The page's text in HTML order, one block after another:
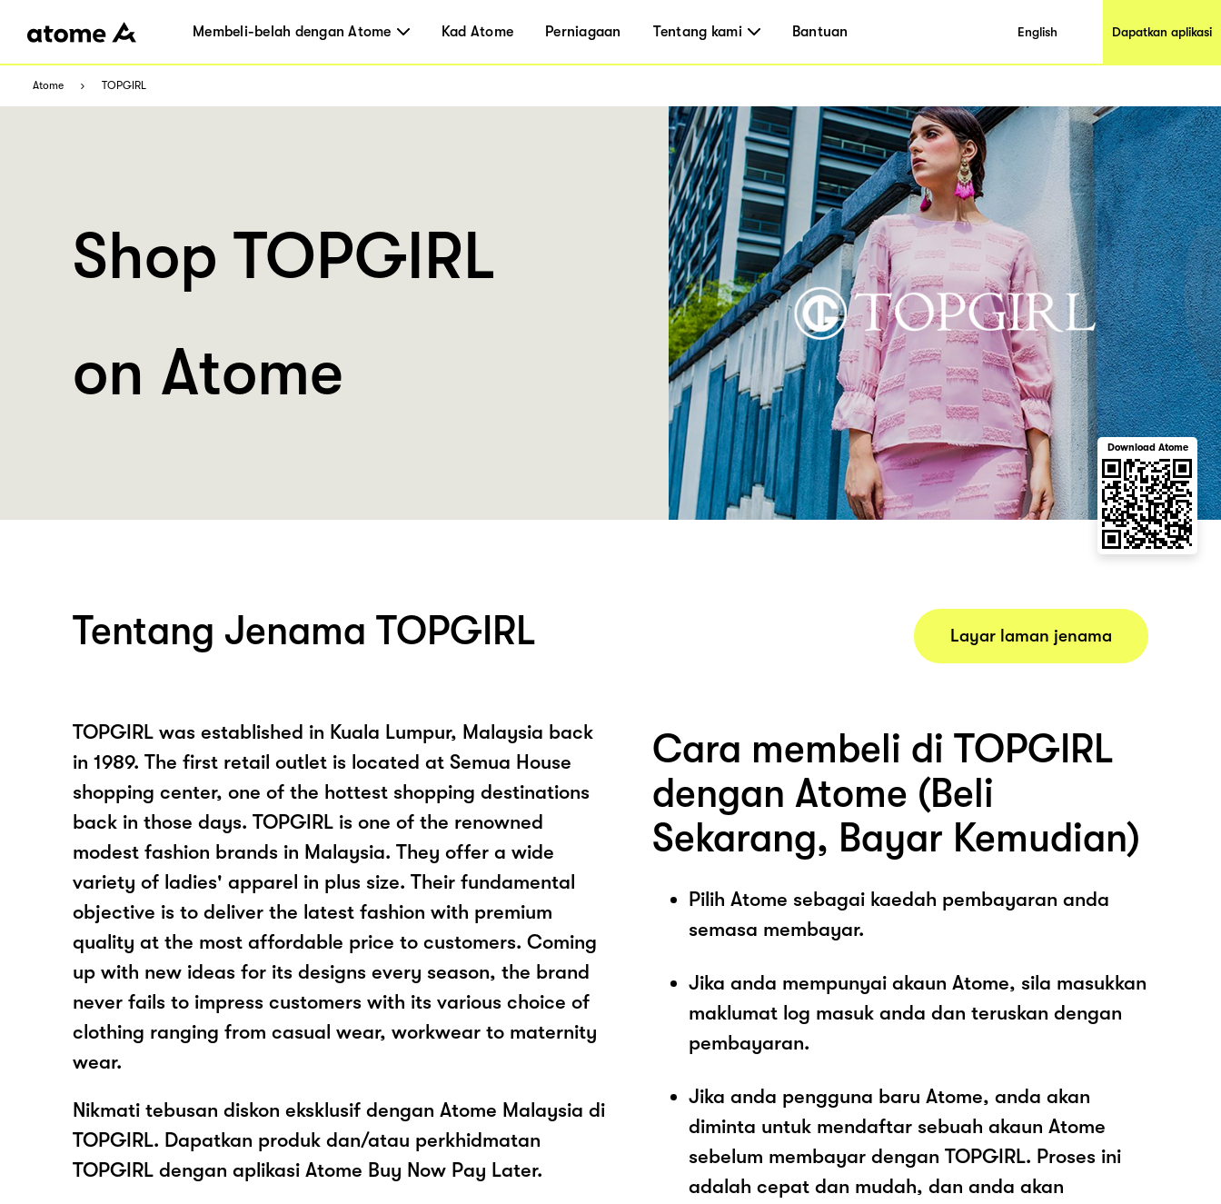
Membeli-belah dengan Atome Kad Atome Perniagaan Tentang kami Bantuan English Dapatkan aplikasi
Atome TOPGIRL
Shop TOPGIRL
on Atome
Download Atome
Tentang Jenama TOPGIRL
TOPGIRL was established in Kuala Lumpur, Malaysia back
in 1989. The first retail outlet is located at Semua House
shopping center, one of the hottest shopping destinations
back in those days. TOPGIRL is one of the renowned
modest fashion brands in Malaysia. They offer a wide
variety of ladies' apparel in plus size. Their fundamental
objective is to deliver the latest fashion with premium
quality at the most affordable price to customers. Coming
up with new ideas for its designs every season, the brand
never fails to impress customers with its various choice of
clothing ranging from casual wear, workwear to maternity
wear.
Nikmati tebusan diskon eksklusif dengan Atome Malaysia di
TOPGIRL. Dapatkan produk dan/atau perkhidmatan
TOPGIRL dengan aplikasi Atome Buy Now Pay Later.
Layar laman jenama
Cara membeli di TOPGIRL
dengan Atome (Beli
Sekarang, Bayar Kemudian)
Pilih Atome sebagai kaedah pembayaran anda
semasa membayar.
Jika anda mempunyai akaun Atome, sila masukkan
maklumat log masuk anda dan teruskan dengan
pembayaran.
Jika anda pengguna baru Atome, anda akan
diminta untuk mendaftar sebuah akaun Atome
sebelum membayar dengan TOPGIRL. Proses ini
adalah cepat dan mudah, dan anda akan